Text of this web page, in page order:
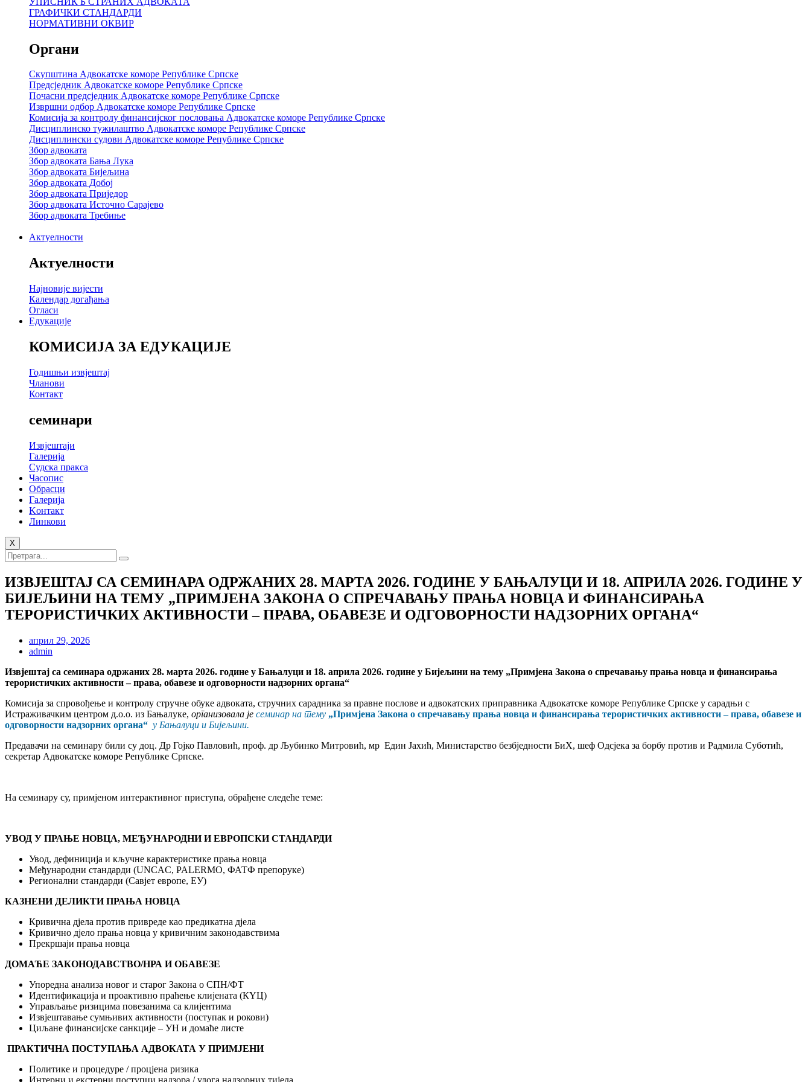
ГРАФИЧКИ СТАНДАРДИ
НОРМАТИВНИ ОКВИР
Органи
Скупштина Адвокатске коморе Републике Српске
Предсједник Адвокатске коморе Републике Српске
Почасни предсједник Адвокатске коморе Републике Српске
Извршни одбор Адвокатске коморе Републике Српске
Комисија за контролу финансијског пословања Адвокатске коморе Републике Српске
Дисциплинско тужилаштво Адвокатске коморе Републике Српске
Дисциплински судови Адвокатске коморе Републике Српске
Збор адвоката
Збор адвоката Бања Лука
Збор адвоката Бијељина
Збор адвоката Добој
Збор адвоката Приједор
Збор адвоката Источно Сарајево
Збор адвоката Требиње
Актуелности
Актуелности
Најновије вијести
Календар догађања
Огласи
Едукације
КОМИСИЈА ЗА ЕДУКАЦИЈЕ
Годишњи извјештај
Чланови
Контакт
семинари
Извјештаји
Галерија
Судска пракса
Часопис
Обрасци
Галерија
Kонтакт
Линкови
X
ИЗВЈЕШТАЈ СА СЕМИНАРА ОДРЖАНИХ 28. МАРТА 2026. ГОДИНЕ У БАЊАЛУЦИ И 18. АПРИЛА 2026. ГОДИНЕ У
БИЈЕЉИНИ НА ТЕМУ „ПРИМЈЕНА ЗАКОНА О СПРЕЧАВАЊУ ПРАЊА НОВЦА И ФИНАНСИРАЊА
ТЕРОРИСТИЧКИХ АКТИВНОСТИ – ПРАВА, ОБАВЕЗЕ И ОДГОВОРНОСТИ НАДЗОРНИХ ОРГАНА“
април 29, 2026
admin
Извјештај са семинара одржаних 28. марта 2026. године у Бањалуци и 18. априла 2026. године у Бијељини на тему „Примјена Закона о спречавању прања новца и финансирања
терористичких активности – права, обавезе и одговорности надзорних органа“
Комисија за спровођење и контролу стручне обуке aдвоката, стручних сарадника за правне послове и aдвокатских приправника Адвокатске коморе Републике Српске у сарадњи с
Истраживачким центром д.о.о. из Бањалуке, организовала је семинар на тему „Примјена Закона о спречавању прања новца и финансирања терористичких активности – права, обавезе и
одговорности надзорних органа“ у Бањалуци и Бијељини.
Предавачи на семинару били су доц. Др Гојко Павловић, проф. др Љубинко Митровић, мр Един Јахић, Министарство безбједности БиХ, шеф Одсјека за борбу против и Радмила Суботић,
секретар Адвокатске коморе Републике Српске.
На семинару су, примјеном интерактивног приступа, обрађене следеће теме:
УВОД У ПРАЊЕ НОВЦА, МЕЂУНАРОДНИ И ЕВРОПСКИ СТАНДАРДИ
Увод, дефиниција и кључне карактеристике прања новца
Међународни стандарди (UNCAC, PALERMO, ФАТФ препоруке)
Регионални стандарди (Савјет европе, ЕУ)
КАЗНЕНИ ДЕЛИКТИ ПРАЊА НОВЦА
Кривична дјела против привреде као предикатна дјела
Кривично дјело прања новца у кривичним законодавствима
Прекршаји прања новца
ДОМАЋЕ ЗАКОНОДАВСТВО/НРА И ОБАВЕЗЕ
Упоредна анализа новог и старог Закона о СПН/ФТ
Идентификација и проактивно праћење клијената (КYЦ)
Управљање ризицима повезанима са клијентима
Извјештавање сумњивих активности (поступак и рокови)
Циљане финансијске санкције – УН и домаће листе
ПРАКТИЧНА ПОСТУПАЊА АДВОКАТА У ПРИМЈЕНИ
Политике и процедуре / процјена ризика
Интерни и екстерни поступци надзора / улога надзорних тијела